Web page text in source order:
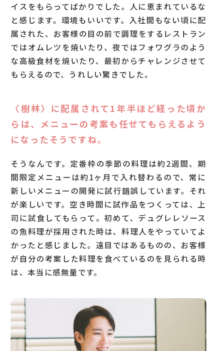
イスをもらってばかりでした。人に恵まれているな
と感じます。環境もいいです。入社間もない頃に配
属された、お客様の目の前で調理をするレストラン
ではオムレツを焼いたり、夜ではフォワグラのよう
な高級食材を焼いたり、最初からチャレンジさせて
もらえるので、うれしい驚きでした。
〈樹林〉に配属されて1年半ほど経った頃か
らは、メニューの考案も任せてもらえるよう
になったそうですね。
そうなんです。定番枠の季節の料理は約2週間、期
間限定メニューは約1ヶ月で入れ替わるので、常に
新しいメニューの開発に試行錯誤しています。それ
が楽しいです。空き時間に試作品をつくっては、上
司に試食してもらって。初めて、デュグレレソース
の魚料理が採用された時は、料理人をやっていてよ
かったと感じました。遠目ではあるものの、お客様
が自分の考案した料理を食べているのを見られる時
は、本当に感無量です。